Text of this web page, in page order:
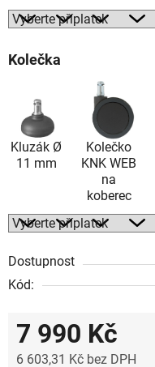
Kolečka
Kluzák Ø
11 mm
Kolečko
KNK WEB
na
koberec
Dostupnost
Kód:
7 990 Kč
6 603,31 Kč bez DPH